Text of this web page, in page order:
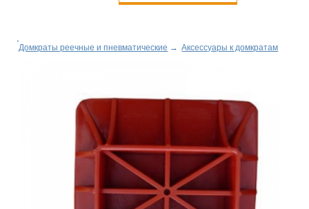
Домкраты реечные и пневматические → Аксессуары к домкратам